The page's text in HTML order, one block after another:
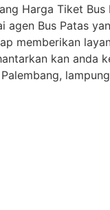
Harga Tiket Bus
agen Bus Patas
memberikan
kan anda